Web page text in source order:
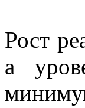
Рост
а